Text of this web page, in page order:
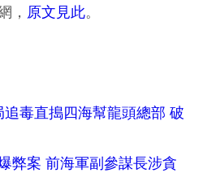
， 原文見此。
毒直搗四海幫龍頭總部 破
弊案 前海軍副參謀長涉貪